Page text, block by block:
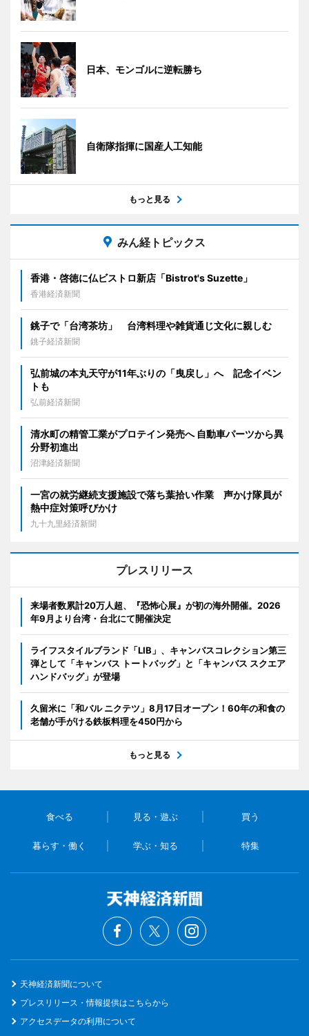
日本、モンゴルに逆転勝ち
自衛隊指揮に国産人工知能
もっと見る
みん経トピックス
香港・啓徳に仏ビストロ新店「Bistrot's Suzette」
香港経済新聞
銚子で「台湾茶坊」 台湾料理や雑貨通じ文化に親しむ
銚子経済新聞
弘前城の本丸天守が11年ぶりの「曳戻し」へ 記念イベン
トも
弘前経済新聞
清水町の精管工業がプロテイン発売へ 自動車パーツから異
分野初進出
沼津経済新聞
一宮の就労継続支援施設で落ち葉拾い作業 声かけ隊員が
熱中症対策呼びかけ
九十九里経済新聞
プレスリリース
来場者数累計20万人超、『恐怖心展』が初の海外開催。2026
年9月より台湾・台北にて開催決定
ライフスタイルブランド「LIB」、キャンバスコレクション第三
弾として「キャンバス トートバッグ」と「キャンバス スクエア
ハンドバッグ」が登場
久留米に「和バル ニクテツ」8月17日オープン！60年の和食の
老舗が手がける鉄板料理を450円から
もっと見る
食べる 見る・遊ぶ 買う
暮らす・働く 学ぶ・知る 特集
天神経済新聞について
プレスリリース・情報提供はこちらから
アクセスデータの利用について